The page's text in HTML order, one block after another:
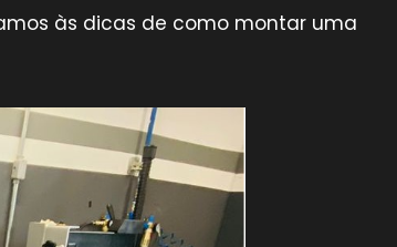
às dicas de como montar uma